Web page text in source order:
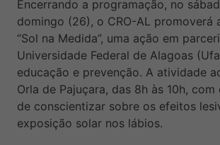
Encerrando a programação, no
domingo (26), o CRO-AL promoverá
“Sol na Medida”, uma ação em
Universidade Federal de Alagoas
educação e prevenção. A atividade
Orla de Pajuçara, das 8h às 10h,
de conscientizar sobre os efeitos
exposição solar nos lábios.